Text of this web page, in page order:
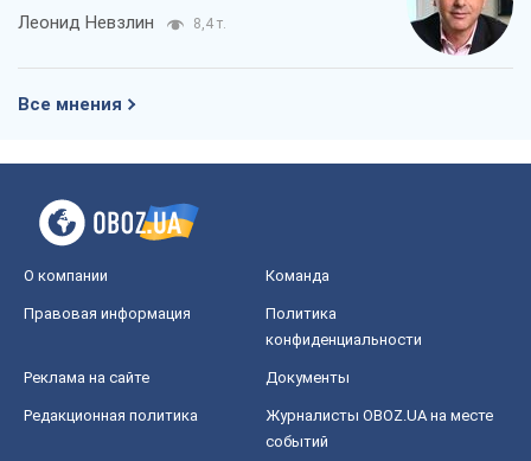
Леонид Невзлин 8,4 т.
Все мнения
О компании Команда
Правовая информация
Политика
конфиденциальности
Реклама на сайте Документы
Редакционная политика
Журналисты OBOZ.UA на месте
событий